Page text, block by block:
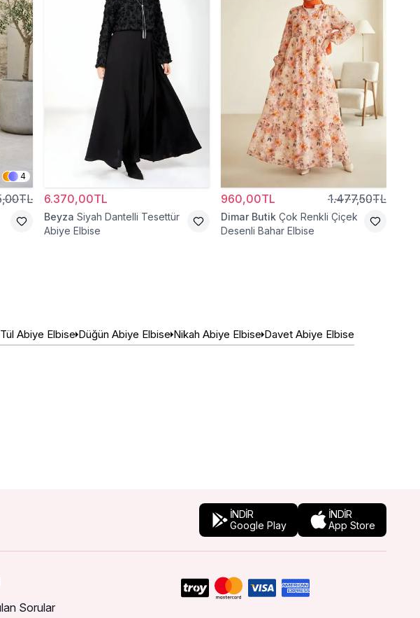
4
6.370,00TL
Beyza Siyah Dantelli Tesettür
Abiye Elbise
960,00TL 1.477,50TL
Dimar Butik Çok Renkli Çiçek
Desenli Bahar Elbise
Tül Abiye Elbise Düğün Abiye Elbise Nikah Abiye Elbise Davet Abiye Elbise
İNDİR
Google Play
İNDİR
App Store
Sorular